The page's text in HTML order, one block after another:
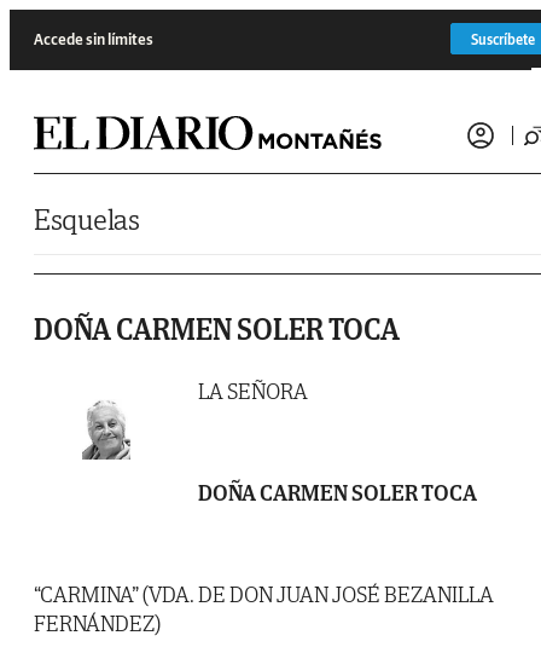
Accede sin límites Suscríbete
Esquelas
DOÑA CARMEN SOLER TOCA
LA SEÑORA
DOÑA CARMEN SOLER TOCA
“CARMINA” (VDA. DE DON JUAN JOSÉ BEZANILLA
FERNÁNDEZ)